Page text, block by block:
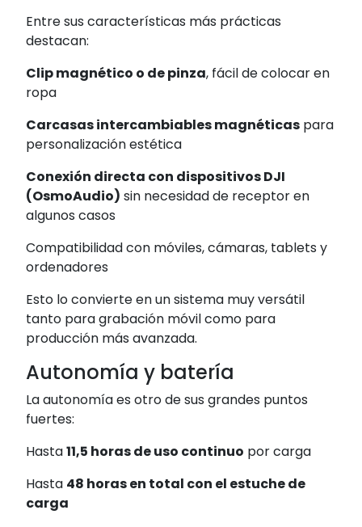
Entre sus características más prácticas
destacan:
Clip magnético o de pinza, fácil de colocar en
ropa
Carcasas intercambiables magnéticas para
personalización estética
Conexión directa con dispositivos DJI
(OsmoAudio) sin necesidad de receptor en
algunos casos
Compatibilidad con móviles, cámaras, tablets y
ordenadores
Esto lo convierte en un sistema muy versátil
tanto para grabación móvil como para
producción más avanzada.
Autonomía y batería
La autonomía es otro de sus grandes puntos
fuertes:
Hasta11,5 horas de uso continuo por carga
Hasta 48 horas en total con el estuche de
carga